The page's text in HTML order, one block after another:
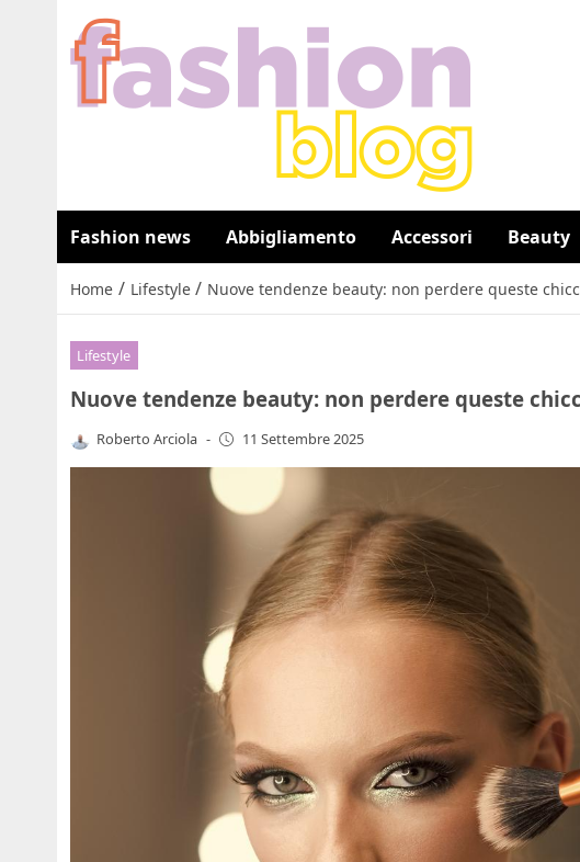
Fashion news Abbigliamento Accessori Beauty
Home / Lifestyle / Nuove tendenze beauty: non perdere queste
Lifestyle
Nuove tendenze beauty: non perdere queste
Roberto Arciola - 11 Settembre 2025